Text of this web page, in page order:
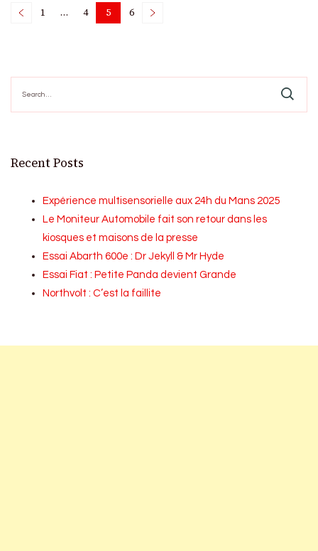
Posts
Page
1 … Page
4 Page
5 Page
6
for:
Recent Posts
Expérience multisensorielle aux 24h du Mans 2025
Le Moniteur Automobile fait son retour dans les
kiosques et maisons de la presse
Essai Abarth 600e : Dr Jekyll & Mr Hyde
Essai Fiat : Petite Panda devient Grande
Northvolt : C’est la faillite